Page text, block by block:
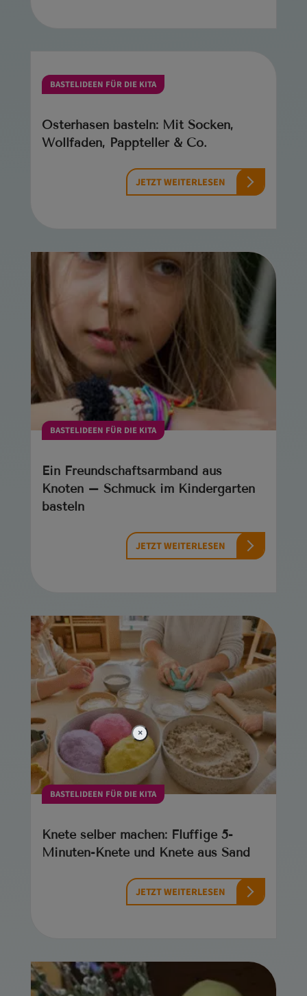
×
BASTELIDEEN FÜR DIE KITA
Osterhasen basteln: Mit Socken,
Wollfaden, Pappteller & Co.
JETZT WEITERLESEN
BASTELIDEEN FÜR DIE KITA
Ein Freundschaftsarmband aus
Knoten – Schmuck im Kindergarten
basteln
JETZT WEITERLESEN
BASTELIDEEN FÜR DIE KITA
Knete selber machen: Fluffige 5-
Minuten-Knete und Knete aus Sand
JETZT WEITERLESEN